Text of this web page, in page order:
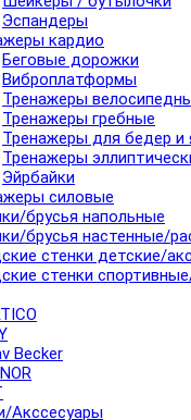
Эспандеры
кардио
Беговые дорожки
Виброплатформы
Тренажеры
Тренажеры гребные
Тренажеры для бедер и
Тренажеры
Эйрбайки
силовые
брусья напольные
брусья настенные/
стенки детские/
стенки
Becker
Акссесуары